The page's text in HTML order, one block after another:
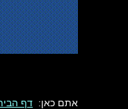
אתם כאן: דף